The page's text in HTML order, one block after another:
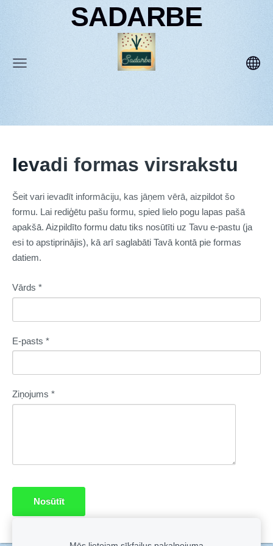
SADARBE
Ievadi formas virsrakstu
Šeit vari ievadīt informāciju, kas jāņem vērā, aizpildot šo
formu. Lai rediģētu pašu formu, spied lielo pogu lapas pašā
apakšā. Aizpildīto formu datu tiks nosūtīti uz Tavu e-pastu (ja
esi to apstiprinājis), kā arī saglabāti Tavā kontā pie formas
datiem.
Vārds *
E-pasts *
Ziņojums *